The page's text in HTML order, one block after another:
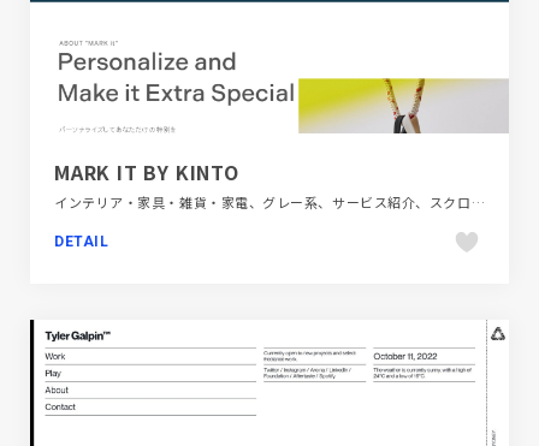
MARK IT BY KINTO
インテリア・家具・雑貨・家電、グレー系、サービス紹介、スクロールエフェクト、スタイリッシュ、タイポグラフィー、デザイン・アート・音楽・文芸、ブランド・サービスサイト、ホワイト系、大きめ写真
DETAIL